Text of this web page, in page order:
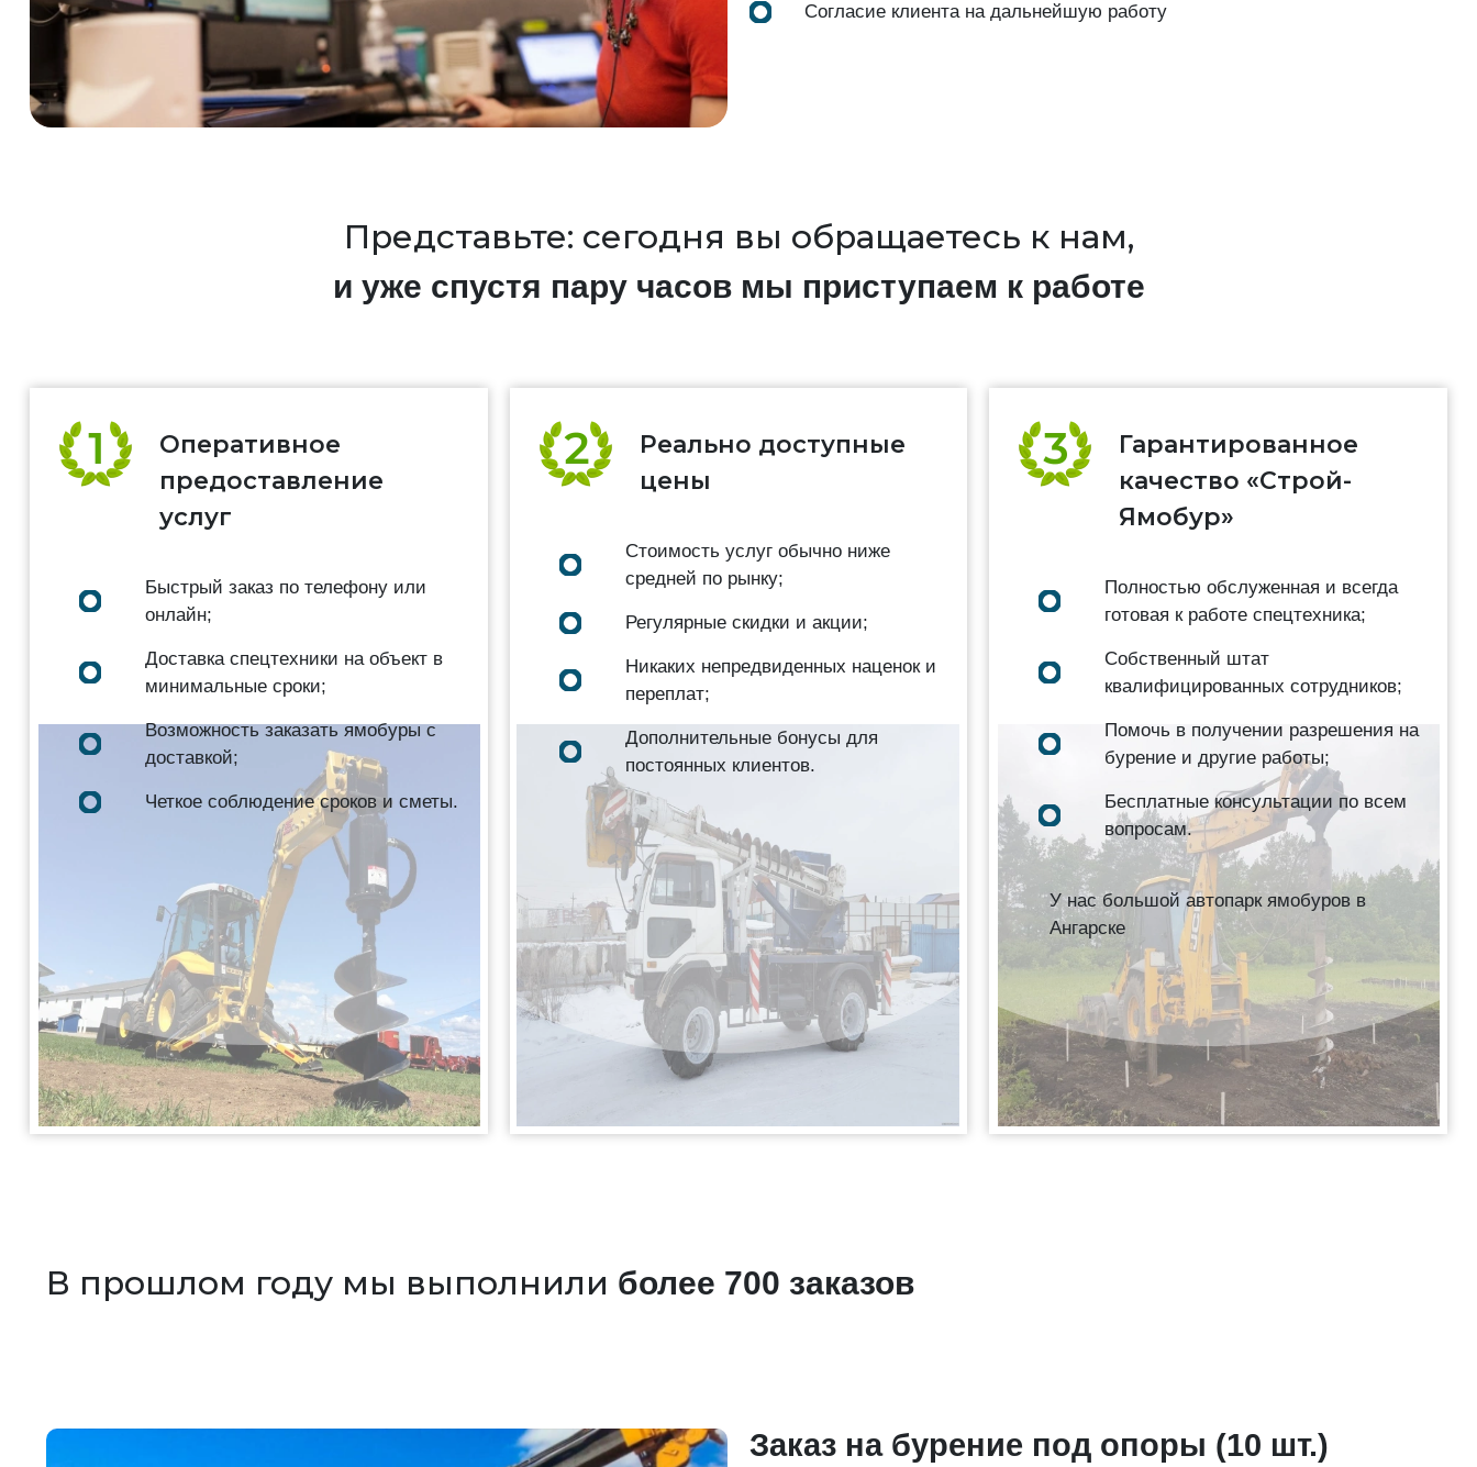
Согласие клиента на дальнейшую работу
Представьте: сегодня вы обращаетесь к нам,
и уже спустя пару часов мы приступаем к работе
Оперативное
предоставление
услуг
Быстрый заказ по телефону или
онлайн;
Доставка спецтехники на объект в
минимальные сроки;
Возможность заказать ямобуры с
доставкой;
Четкое соблюдение сроков и сметы.
Реально доступные
цены
Стоимость услуг обычно ниже
средней по рынку;
Регулярные скидки и акции;
Никаких непредвиденных наценок и
переплат;
Дополнительные бонусы для
постоянных клиентов.
Гарантированное
качество «Строй-
Ямобур»
Полностью обслуженная и всегда
готовая к работе спецтехника;
Собственный штат
квалифицированных сотрудников;
Помочь в получении разрешения на
бурение и другие работы;
Бесплатные консультации по всем
вопросам.
У нас большой автопарк ямобуров в
Ангарске
В прошлом году мы выполнили более 700 заказов
Заказ на бурение под опоры (10 шт.)